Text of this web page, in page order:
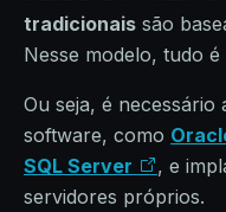
tradicionais são
Nesse modelo, tudo
Ou seja, é necessário
software, como
SQL Server
, e
servidores próprios.